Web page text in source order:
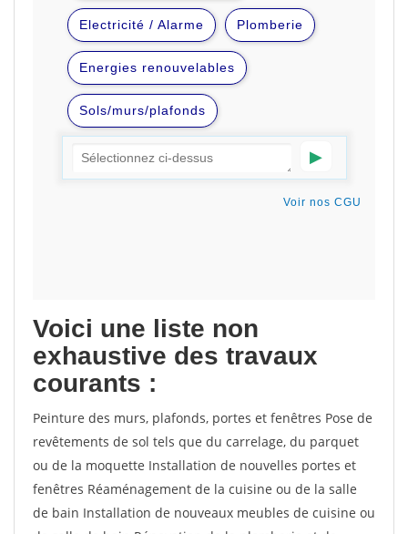
Voici une liste non
exhaustive des travaux
courants :
Peinture des murs, plafonds, portes et fenêtres Pose de
revêtements de sol tels que du carrelage, du parquet
ou de la moquette Installation de nouvelles portes et
fenêtres Réaménagement de la cuisine ou de la salle
de bain Installation de nouveaux meubles de cuisine ou